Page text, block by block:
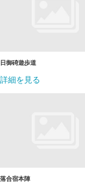
日御碕遊歩道
詳細を見る
落合宿本陣